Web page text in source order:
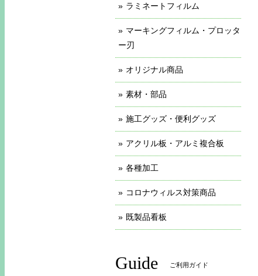
ラミネートフィルム
マーキングフィルム・プロッタ
ー刃
オリジナル商品
素材・部品
施工グッズ・便利グッズ
アクリル板・アルミ複合板
各種加工
コロナウィルス対策商品
既製品看板
Guide ご利用ガイド